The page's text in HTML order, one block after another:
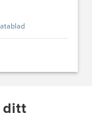
ditt